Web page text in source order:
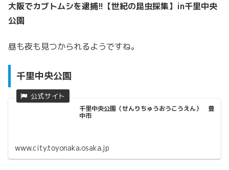
大阪でカブトムシを逮捕!!【世紀の昆虫採集】in千里中央
公園
昼も夜も見つかられるようですね。
千里中央公園
千里中央公園（せんりちゅうおうこうえん） 豊
中市
www.city.toyonaka.osaka.jp